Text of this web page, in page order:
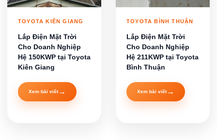
TOYOTA KIÊN GIANG
Lắp Điện Mặt Trời
Cho Doanh Nghiệp
Hệ 150KWP tại Toyota
Kiên Giang
Xem bài viết→
TOYOTA BÌNH THUẬN
Lắp Điện Mặt Trời
Cho Doanh Nghiệp
Hệ 211KWP tại Toyota
Bình Thuận
Xem bài viết→